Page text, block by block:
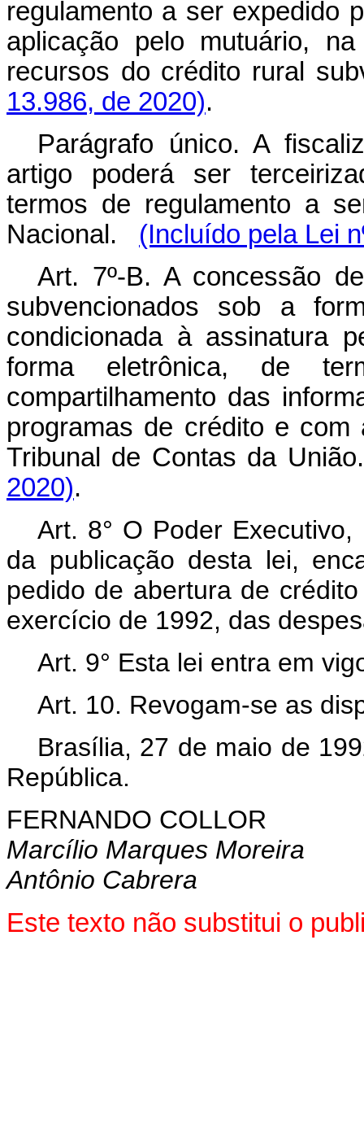
regulamento a ser expedido
aplicação pelo mutuário,
recursos do crédito rural
13.986, de 2020).
Parágrafo único. A
artigo poderá ser
termos de regulamento a
Nacional.
(Incluído pela Lei
Art. 7º-B. A concessão
subvencionados sob a
condicionada à assinatura
forma eletrônica, de
compartilhamento das
programas de crédito e
Tribunal de Contas da
2020).
Art. 8° O Poder
da publicação desta lei,
pedido de abertura de
exercício de 1992, das
Art. 9° Esta lei entra em
Art. 10. Revogam-se as
Brasília, 27 de maio de
República.
FERNANDO COLLOR
Marcílio Marques Moreira
Antônio Cabrera
Este texto não substitui o